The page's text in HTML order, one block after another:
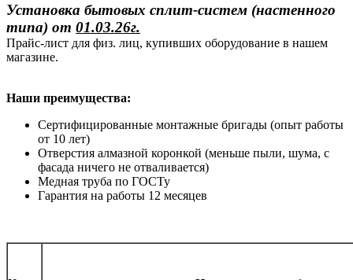
Установка бытовых сплит-систем (настенного
типа) от 01.03.26г.
Прайс-лист для физ. лиц, купивших оборудование в нашем
магазине.
Наши преимущества:
Сертифицированные монтажные бригады (опыт работы
от 10 лет)
Отверстия алмазной коронкой (меньше пыли, шума, с
фасада ничего не отваливается)
Медная труба по ГОСТу
Гарантия на работы 12 месяцев